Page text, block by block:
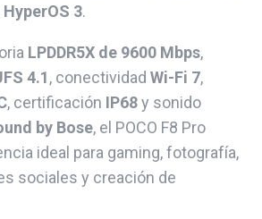
3.
LPDDR5X de 9600 Mbps,
4.1, conectividad Wi-Fi 7,
, certificación IP68y sonido
by Bose, el POCO F8 Pro
ideal para gaming, fotografía,
sociales y creación de